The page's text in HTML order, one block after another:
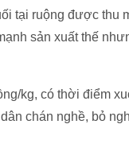
tại ruộng được thu
sản xuất thế
kg, có thời điểm
chán nghề, bỏ